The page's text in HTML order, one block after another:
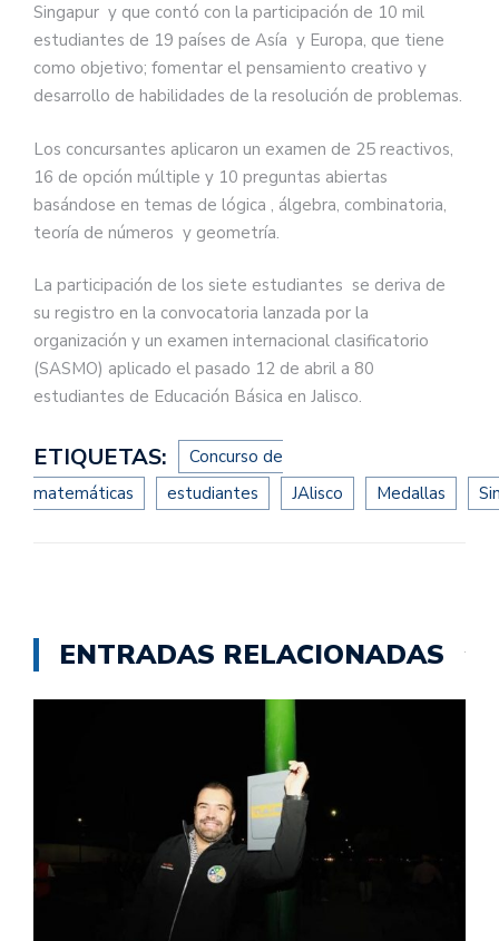
Singapur y que contó con la participación de 10 mil
estudiantes de 19 países de Asía y Europa, que tiene
como objetivo; fomentar el pensamiento creativo y
desarrollo de habilidades de la resolución de problemas.
Los concursantes aplicaron un examen de 25 reactivos,
16 de opción múltiple y 10 preguntas abiertas
basándose en temas de lógica , álgebra, combinatoria,
teoría de números y geometría.
La participación de los siete estudiantes se deriva de
su registro en la convocatoria lanzada por la
organización y un examen internacional clasificatorio
(SASMO) aplicado el pasado 12 de abril a 80
estudiantes de Educación Básica en Jalisco.
ETIQUETAS:
Concurso de
matemáticas
estudiantes JAlisco Medallas
ENTRADAS RELACIONADAS